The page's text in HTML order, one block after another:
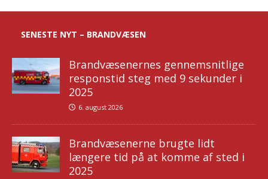
SENESTE NYT – BRANDVÆSEN
Brandvæsenernes gennemsnitlige
responstid steg med 9 sekunder i
2025
6. august 2026
Brandvæsenerne brugte lidt
længere tid på at komme af sted i
2025